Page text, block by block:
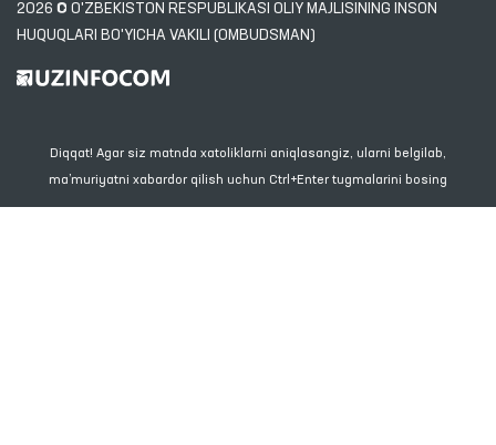
2026 © O'ZBEKISTON RESPUBLIKASI OLIY MAJLISINING INSON
HUQUQLARI BO'YICHA VAKILI (OMBUDSMAN)
Diqqat! Agar siz matnda xatoliklarni aniqlasangiz, ularni belgilab,
ma’muriyatni xabardor qilish uchun Ctrl+Enter tugmalarini bosing